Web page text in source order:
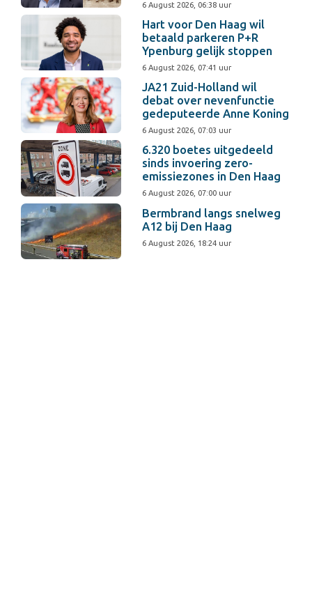
6 August 2026, 06:38 uur
Hart voor Den Haag wil
betaald parkeren P+R
Ypenburg gelijk stoppen
6 August 2026, 07:41 uur
JA21 Zuid-Holland wil
debat over nevenfunctie
gedeputeerde Anne Koning
6 August 2026, 07:03 uur
6.320 boetes uitgedeeld
sinds invoering zero-
emissiezones in Den Haag
6 August 2026, 07:00 uur
Bermbrand langs snelweg
A12 bij Den Haag
6 August 2026, 18:24 uur